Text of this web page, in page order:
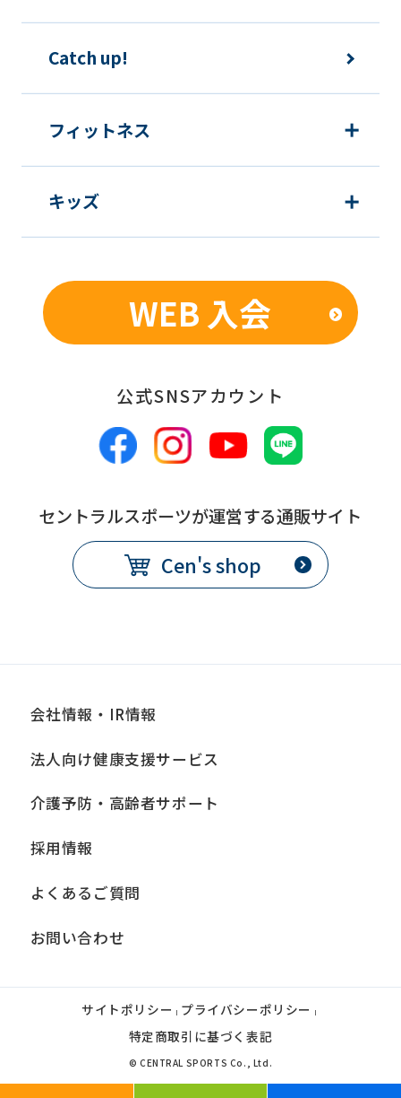
Catch up!
フィットネス
キッズ
WEB 入会
公式SNSアカウント
セントラルスポーツが運営する通販サイト
Cen's shop
会社情報・IR情報
法人向け健康支援サービス
介護予防・高齢者サポート
採用情報
よくあるご質問
お問い合わせ
サイトポリシー | プライバシーポリシー |
特定商取引に基づく表記
© CENTRAL SPORTS Co., Ltd.